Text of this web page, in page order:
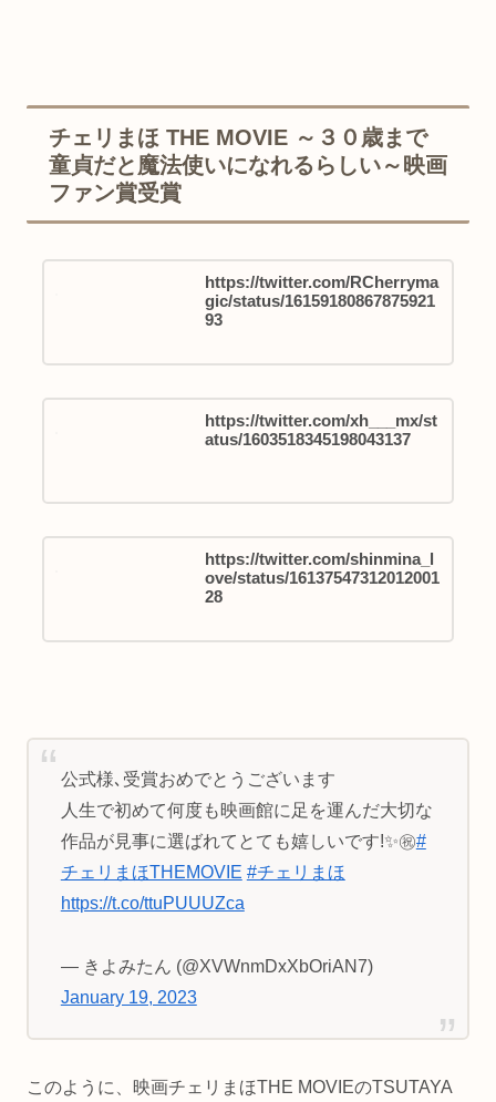
チェリまほ THE MOVIE ～３０歳まで
童貞だと魔法使いになれるらしい～映画
ファン賞受賞
https://twitter.com/RCherryma
gic/status/16159180867875921
93
https://twitter.com/xh___mx/st
atus/1603518345198043137
https://twitter.com/shinmina_l
ove/status/16137547312012001
28
公式様､受賞おめでとうございます
人生で初めて何度も映画館に足を運んだ大切な
作品が見事に選ばれてとても嬉しいです!✨㊗️#
チェリまほTHEMOVIE #チェリまほ
https://t.co/ttuPUUUZca
— きよみたん (@XVWnmDxXbOriAN7)
January 19, 2023
このように、映画チェリまほTHE MOVIEのTSUTAYA